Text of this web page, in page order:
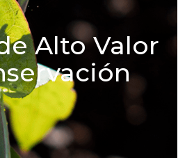
Alto Valor